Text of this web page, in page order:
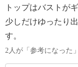
トップはバストが
少しだけゆったり
す。
2人が「参考になった